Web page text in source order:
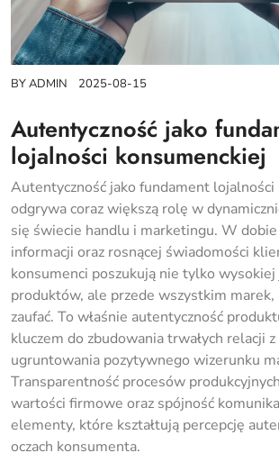
BYADMIN 2025-08-15
Autentyczność jako
lojalności konsumenckiej
Autentyczność jako fundament lojalności
odgrywa coraz większą rolę w
się świecie handlu i marketingu. W
informacji oraz rosnącej świadomości
konsumenci poszukują nie tylko wysokiej
produktów, ale przede wszystkim
zaufać. To właśnie autentyczność
kluczem do zbudowania trwałych relacji
ugruntowania pozytywnego wizerunku
Transparentność procesów
wartości firmowe oraz spójność
elementy, które kształtują percepcję
oczach konsumenta.